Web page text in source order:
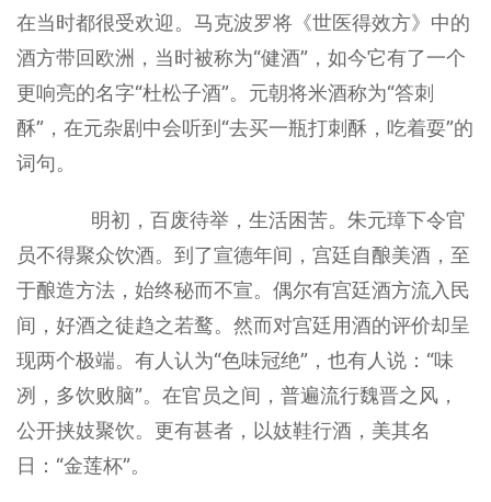
在当时都很受欢迎。马克波罗将《世医得效方》中的
酒方带回欧洲，当时被称为“健酒”，如今它有了一个
更响亮的名字“杜松子酒”。元朝将米酒称为“答刺
酥”，在元杂剧中会听到“去买一瓶打刺酥，吃着耍”的
词句。
明初，百废待举，生活困苦。朱元璋下令官
员不得聚众饮酒。到了宣德年间，宫廷自酿美酒，至
于酿造方法，始终秘而不宣。偶尔有宫廷酒方流入民
间，好酒之徒趋之若鹜。然而对宫廷用酒的评价却呈
现两个极端。有人认为“色味冠绝”，也有人说：“味
冽，多饮败脑”。在官员之间，普遍流行魏晋之风，
公开挟妓聚饮。更有甚者，以妓鞋行酒，美其名
日：“金莲杯”。